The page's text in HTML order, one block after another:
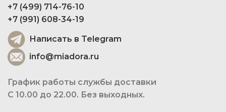
+7 (499) 714-76-10
+7 (991) 608-34-19
Написать в Telegram
info@miadora.ru
График работы службы доставки
С 10.00 до 22.00. Без выходных.